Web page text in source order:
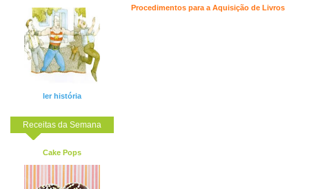
ler história
Receitas da Semana
Cake Pops
Procedimentos para a Aquisição de Livros